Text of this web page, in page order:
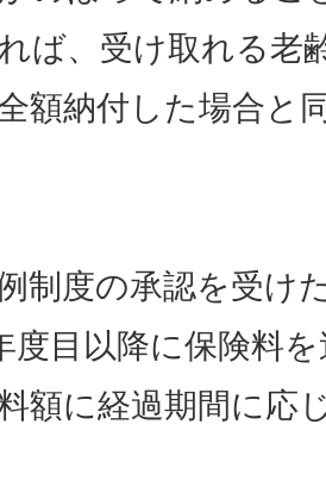
ば、受け取れる老
額納付した場合と
制度の承認を受け
度目以降に保険料
額に経過期間に応